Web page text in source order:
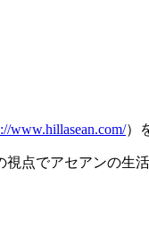
www.hillasean.com/）
点でアセアンの生